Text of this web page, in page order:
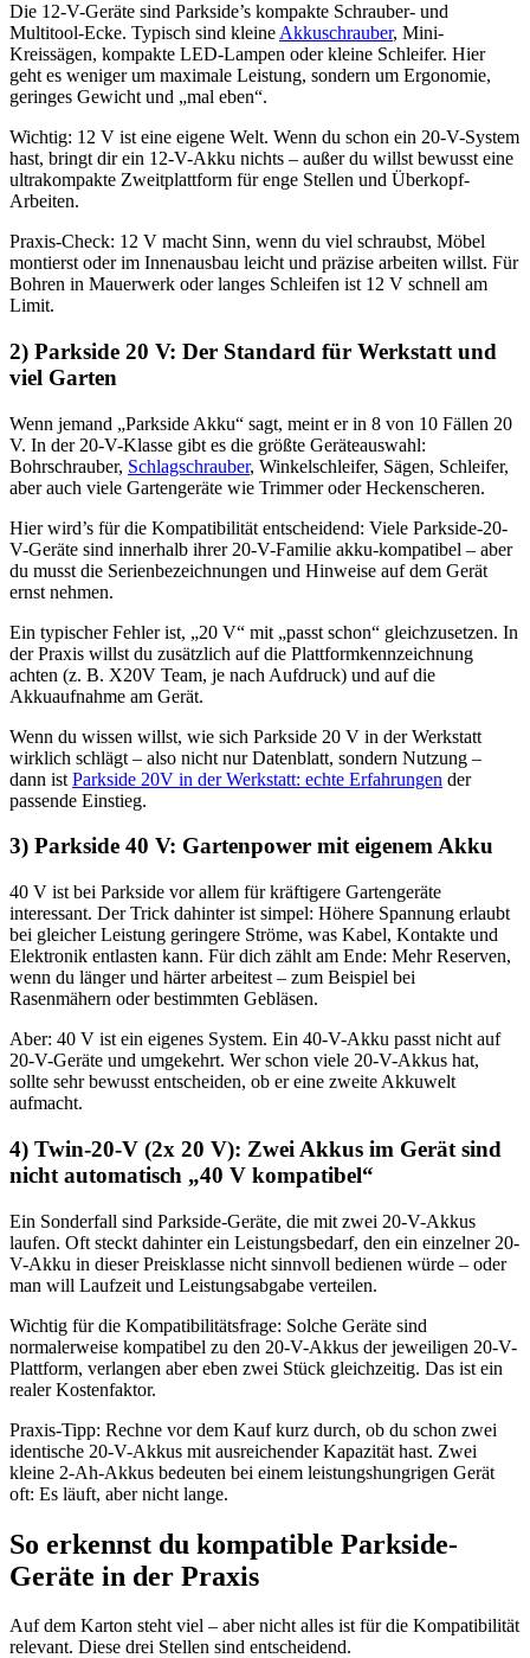
Die 12-V-Geräte sind Parkside’s kompakte Schrauber- und
Multitool-Ecke. Typisch sind kleine Akkuschrauber, Mini-
Kreissägen, kompakte LED-Lampen oder kleine Schleifer. Hier
geht es weniger um maximale Leistung, sondern um Ergonomie,
geringes Gewicht und „mal eben“.
Wichtig: 12 V ist eine eigene Welt. Wenn du schon ein 20-V-System
hast, bringt dir ein 12-V-Akku nichts – außer du willst bewusst eine
ultrakompakte Zweitplattform für enge Stellen und Überkopf-
Arbeiten.
Praxis-Check: 12 V macht Sinn, wenn du viel schraubst, Möbel
montierst oder im Innenausbau leicht und präzise arbeiten willst. Für
Bohren in Mauerwerk oder langes Schleifen ist 12 V schnell am
Limit.
2) Parkside 20 V: Der Standard für Werkstatt und
viel Garten
Wenn jemand „Parkside Akku“ sagt, meint er in 8 von 10 Fällen 20
V. In der 20-V-Klasse gibt es die größte Geräteauswahl:
Bohrschrauber, Schlagschrauber, Winkelschleifer, Sägen, Schleifer,
aber auch viele Gartengeräte wie Trimmer oder Heckenscheren.
Hier wird’s für die Kompatibilität entscheidend: Viele Parkside-20-
V-Geräte sind innerhalb ihrer 20-V-Familie akku-kompatibel – aber
du musst die Serienbezeichnungen und Hinweise auf dem Gerät
ernst nehmen.
Ein typischer Fehler ist, „20 V“ mit „passt schon“ gleichzusetzen. In
der Praxis willst du zusätzlich auf die Plattformkennzeichnung
achten (z. B. X20V Team, je nach Aufdruck) und auf die
Akkuaufnahme am Gerät.
Wenn du wissen willst, wie sich Parkside 20 V in der Werkstatt
wirklich schlägt – also nicht nur Datenblatt, sondern Nutzung –
dann ist Parkside 20V in der Werkstatt: echte Erfahrungen der
passende Einstieg.
3) Parkside 40 V: Gartenpower mit eigenem Akku
40 V ist bei Parkside vor allem für kräftigere Gartengeräte
interessant. Der Trick dahinter ist simpel: Höhere Spannung erlaubt
bei gleicher Leistung geringere Ströme, was Kabel, Kontakte und
Elektronik entlasten kann. Für dich zählt am Ende: Mehr Reserven,
wenn du länger und härter arbeitest – zum Beispiel bei
Rasenmähern oder bestimmten Gebläsen.
Aber: 40 V ist ein eigenes System. Ein 40-V-Akku passt nicht auf
20-V-Geräte und umgekehrt. Wer schon viele 20-V-Akkus hat,
sollte sehr bewusst entscheiden, ob er eine zweite Akkuwelt
aufmacht.
4) Twin-20-V (2x 20 V): Zwei Akkus im Gerät sind
nicht automatisch „40 V kompatibel“
Ein Sonderfall sind Parkside-Geräte, die mit zwei 20-V-Akkus
laufen. Oft steckt dahinter ein Leistungsbedarf, den ein einzelner 20-
V-Akku in dieser Preisklasse nicht sinnvoll bedienen würde – oder
man will Laufzeit und Leistungsabgabe verteilen.
Wichtig für die Kompatibilitätsfrage: Solche Geräte sind
normalerweise kompatibel zu den 20-V-Akkus der jeweiligen 20-V-
Plattform, verlangen aber eben zwei Stück gleichzeitig. Das ist ein
realer Kostenfaktor.
Praxis-Tipp: Rechne vor dem Kauf kurz durch, ob du schon zwei
identische 20-V-Akkus mit ausreichender Kapazität hast. Zwei
kleine 2-Ah-Akkus bedeuten bei einem leistungshungrigen Gerät
oft: Es läuft, aber nicht lange.
So erkennst du kompatible Parkside-
Geräte in der Praxis
Auf dem Karton steht viel – aber nicht alles ist für die Kompatibilität
relevant. Diese drei Stellen sind entscheidend.